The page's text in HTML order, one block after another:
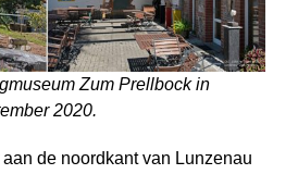
Zum Prellbock in
2020.
de noordkant van Lunzenau